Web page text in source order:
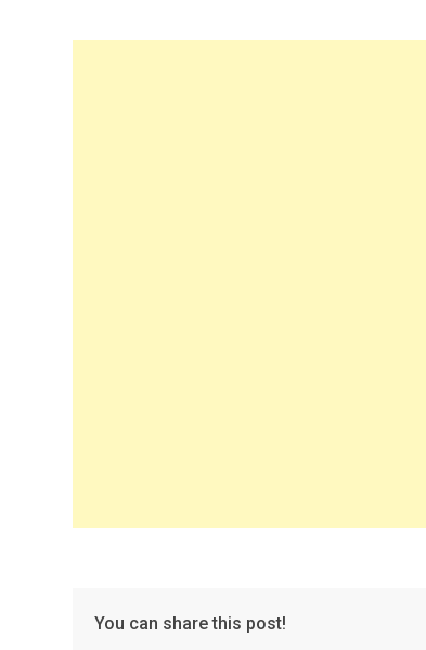
You can share this post!